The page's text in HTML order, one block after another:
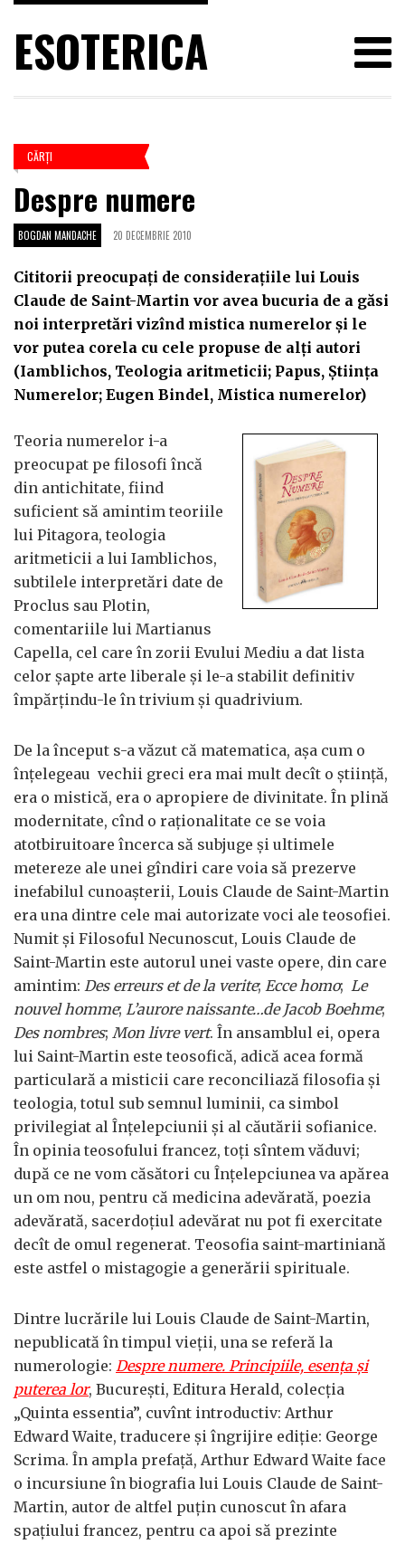
ESOTERICA
CĂRŢI
Despre numere
BOGDAN MANDACHE 20 DECEMBRIE 2010
Cititorii preocupaţi de consideraţiile lui Louis
Claude de Saint-Martin vor avea bucuria de a găsi
noi interpretări vizînd mistica numerelor şi le
vor putea corela cu cele propuse de alţi autori
(Iamblichos, Teologia aritmeticii; Papus, Ştiinţa
Numerelor; Eugen Bindel, Mistica numerelor)
Teoria numerelor i-a
preocupat pe filosofi încă
din antichitate, fiind
suficient să amintim teoriile
lui Pitagora, teologia
aritmeticii a lui Iamblichos,
subtilele interpretări date de
Proclus sau Plotin,
comentariile lui Martianus
Capella, cel care în zorii Evului Mediu a dat lista
celor şapte arte liberale şi le-a stabilit definitiv
împărţindu-le în trivium şi quadrivium.
De la început s-a văzut că matematica, aşa cum o
înţelegeau vechii greci era mai mult decît o ştiinţă,
era o mistică, era o apropiere de divinitate. În plină
modernitate, cînd o raţionalitate ce se voia
atotbiruitoare încerca să subjuge şi ultimele
metereze ale unei gîndiri care voia să prezerve
inefabilul cunoaşterii, Louis Claude de Saint-Martin
era una dintre cele mai autorizate voci ale teosofiei.
Numit şi Filosoful Necunoscut, Louis Claude de
Saint-Martin este autorul unei vaste opere, din care
amintim: Des erreurs et de la verite; Ecce homo; Le
nouvel homme; L’aurore naissante…de Jacob Boehme;
Des nombres; Mon livre vert. În ansamblul ei, opera
lui Saint-Martin este teosofică, adică acea formă
particulară a misticii care reconciliază filosofia şi
teologia, totul sub semnul luminii, ca simbol
privilegiat al Înţelepciunii şi al căutării sofianice.
În opinia teosofului francez, toţi sîntem văduvi;
după ce ne vom căsători cu Înţelepciunea va apărea
un om nou, pentru că medicina adevărată, poezia
adevărată, sacerdoţiul adevărat nu pot fi exercitate
decît de omul regenerat. Teosofia saint-martiniană
este astfel o mistagogie a generării spirituale.
Dintre lucrările lui Louis Claude de Saint-Martin,
nepublicată în timpul vieţii, una se referă la
numerologie: Despre numere. Principiile, esenţa şi
puterea lor, Bucureşti, Editura Herald, colecţia
„Quinta essentia”, cuvînt introductiv: Arthur
Edward Waite, traducere şi îngrijire ediţie: George
Scrima. În ampla prefaţă, Arthur Edward Waite face
o incursiune în biografia lui Louis Claude de Saint-
Martin, autor de altfel puţin cunoscut în afara
spaţiului francez, pentru ca apoi să prezinte